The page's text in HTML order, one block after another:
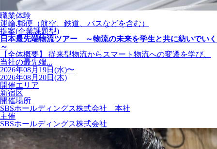
職業体験
運輸,郵便（航空、鉄道、バスなどを含む）
提案(企業課題型)
日本最先端物流ツアー ～物流の未来を学生と共に紡いでいく
～
【全体概要】 従来型物流からスマート物流への変遷を学び、
当社の最先端...
2026年08月19日(水)〜
2026年08月20日(木)
開催エリア
新宿区
開催場所
SBSホールディングス株式会社 本社
主催
SBSホールディングス株式会社